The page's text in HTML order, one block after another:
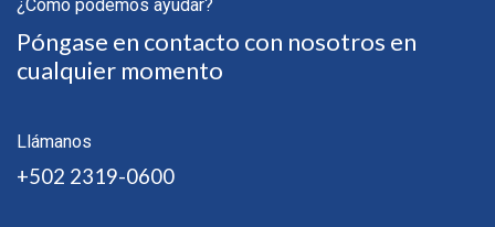
¿Cómo podemos ayudar?
Póngase en contacto con nosotros en
cualquier momento
Llámanos
+502 2319-0600